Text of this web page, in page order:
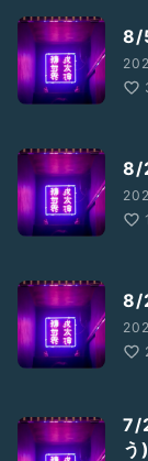
8/
8/
8/
7/
う)